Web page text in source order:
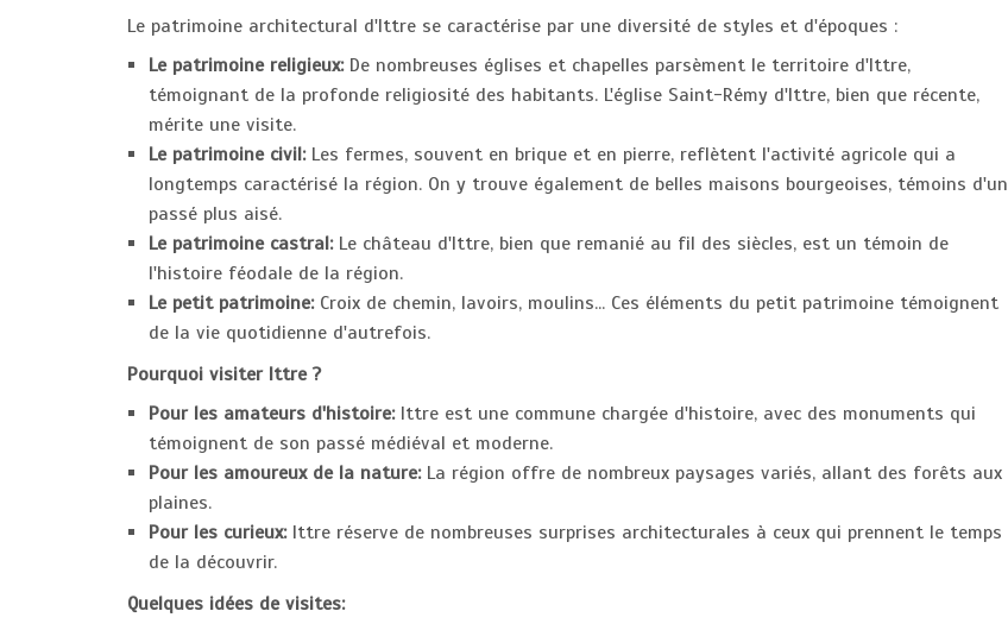
Le patrimoine architectural d'Ittre se caractérise par une diversité de styles et d'époques :
Le patrimoine religieux:De nombreuses églises et chapelles parsèment le territoire d'Ittre,
témoignant de la profonde religiosité des habitants. L'église Saint-Rémy d'Ittre, bien que récente,
mérite une visite.
Le patrimoine civil:Les fermes, souvent en brique et en pierre, reflètent l'activité agricole qui a
longtemps caractérisé la région. On y trouve également de belles maisons bourgeoises, témoins d'un
passé plus aisé.
Le patrimoine castral:Le château d'Ittre, bien que remanié au fil des siècles, est un témoin de
l'histoire féodale de la région.
Le petit patrimoine:Croix de chemin, lavoirs, moulins... Ces éléments du petit patrimoine témoignent
de la vie quotidienne d'autrefois.
Pourquoi visiter Ittre ?
Pour les amateurs d'histoire:Ittre est une commune chargée d'histoire, avec des monuments qui
témoignent de son passé médiéval et moderne.
Pour les amoureux de la nature:La région offre de nombreux paysages variés, allant des forêts aux
plaines.
Pour les curieux:Ittre réserve de nombreuses surprises architecturales à ceux qui prennent le temps
de la découvrir.
Quelques idées de visites: